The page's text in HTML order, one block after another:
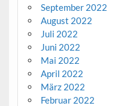
September 2022
August 2022
Juli 2022
Juni 2022
Mai 2022
April 2022
März 2022
Februar 2022